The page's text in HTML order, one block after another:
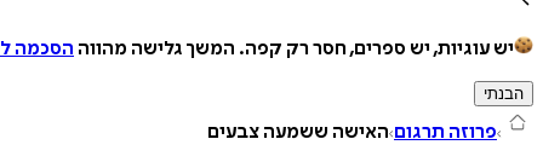
יש עוגיות, יש ספרים, חסר רק קפה. המשך גלישה מהווה הסכמה
הבנתי
פרוזה תרגום האישה ששמעה צבעים